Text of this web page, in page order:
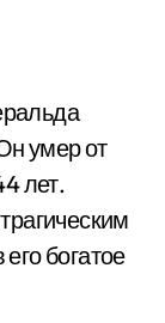
умер от
лет.
богатое